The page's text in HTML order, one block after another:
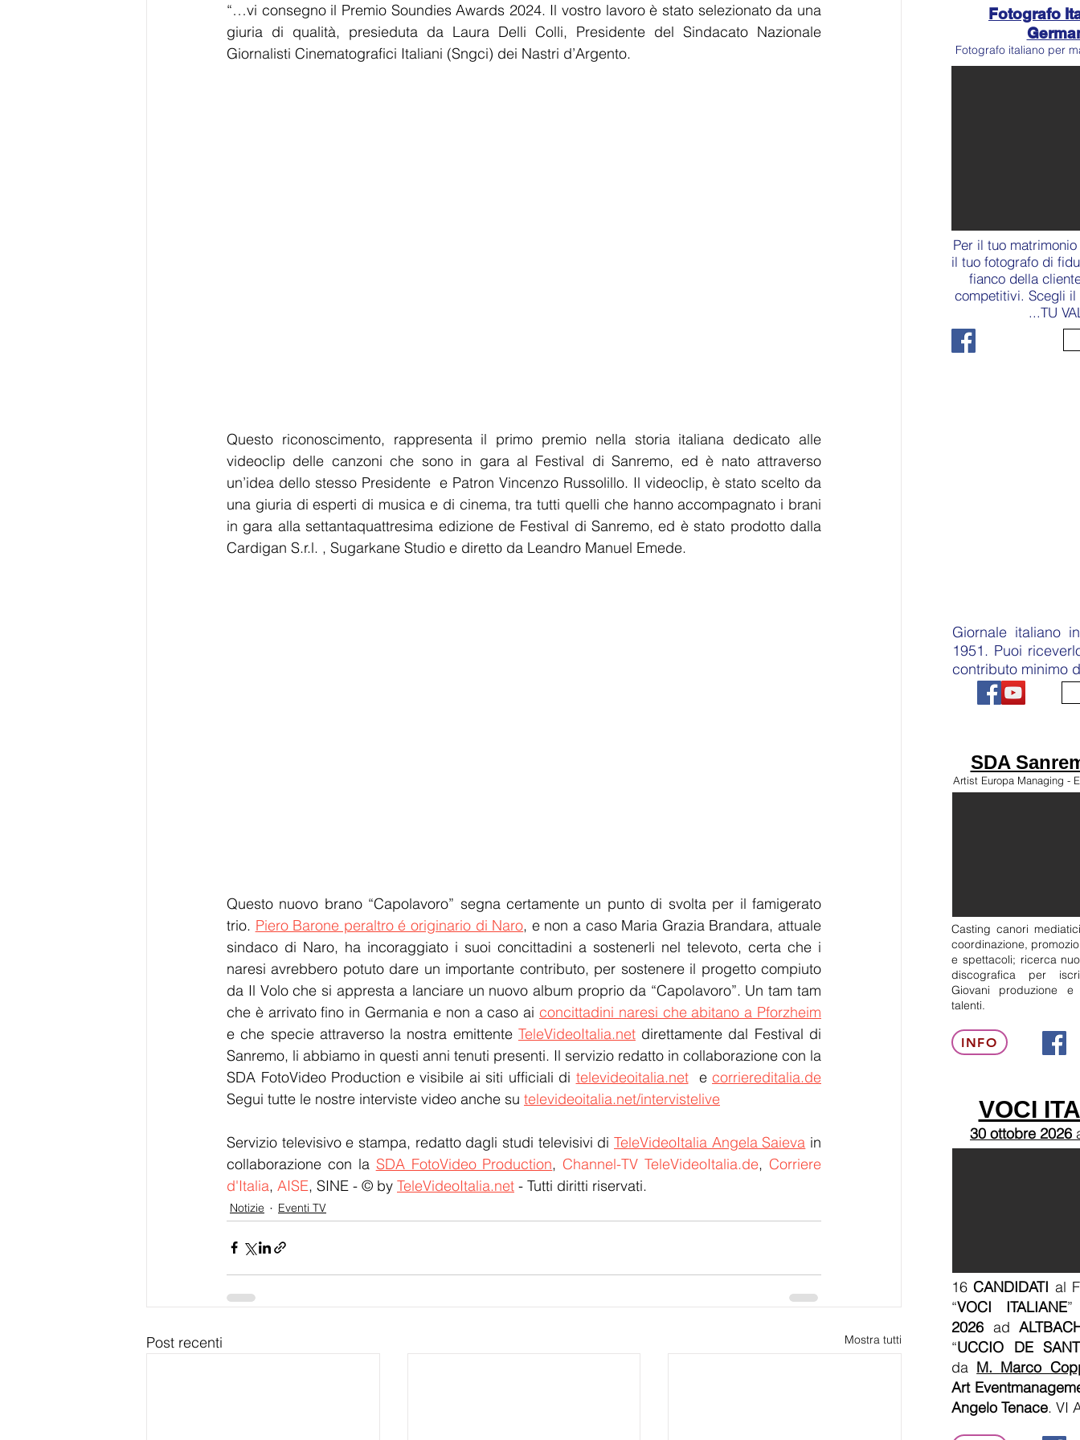
“…vi consegno il Premio Soundies Awards 2024. Il vostro lavoro è stato selezionato da una
giuria di qualità, presieduta da Laura Delli Colli, Presidente del Sindacato Nazionale
Giornalisti Cinematografici Italiani (Sngci) dei Nastri d’Argento.
Questo riconoscimento, rappresenta il primo premio nella storia italiana dedicato alle
videoclip delle canzoni che sono in gara al Festival di Sanremo, ed è nato attraverso
un’idea dello stesso Presidente  e Patron Vincenzo Russolillo. Il videoclip, è stato scelto da
una giuria di esperti di musica e di cinema, tra tutti quelli che hanno accompagnato i brani
in gara alla settantaquattresima edizione de Festival di Sanremo, ed è stato prodotto dalla
Cardigan S.r.l. , Sugarkane Studio e diretto da Leandro Manuel Emede.
Questo nuovo brano “Capolavoro” segna certamente un punto di svolta per il famigerato
trio. Piero Barone peraltro é originario di Naro, e non a caso Maria Grazia Brandara, attuale
sindaco di Naro, ha incoraggiato i suoi concittadini a sostenerli nel televoto, certa che i
naresi avrebbero potuto dare un importante contributo, per sostenere il progetto compiuto
da Il Volo che si appresta a lanciare un nuovo album proprio da “Capolavoro”. Un tam tam
che è arrivato fino in Germania e non a caso ai concittadini naresi che abitano a Pforzheim
e che specie attraverso la nostra emittente TeleVideoItalia.net direttamente dal Festival di
Sanremo, li abbiamo in questi anni tenuti presenti. Il servizio redatto in collaborazione con la
SDA FotoVideo Production e visibile ai siti ufficiali di televideoitalia.net e corriereditalia.de
Segui tutte le nostre interviste video anche su televideoitalia.net/intervistelive
Servizio televisivo e stampa, redatto dagli studi televisivi di TeleVideoItalia Angela Saieva in
collaborazione con la SDA FotoVideo Production, Channel-TV TeleVideoItalia.de, Corriere
d'Italia, AISE, SINE - © by TeleVideoItalia.net - Tutti diritti riservati.
Notizie Eventi TV
Post recenti Mostra tutti
Fotografo
Fotografo italiano per
Per il tuo
il tuo fotografo di
fianco della
competitivi. Scegli
...TU
Giornale italiano
1951. Puoi
contributo minimo
SDA
Artist Europa Managing -
Casting canori
coordinazione,
e spettacoli; ricerca
discografica per
Giovani produzione e
talenti.
INFO
VOCI
30 ottobre 2026
16CANDIDATI al
“VOCI ITALIANE
2026 ad
“UCCIO DE
da M. Marco
Art
Angelo Tenace. VI